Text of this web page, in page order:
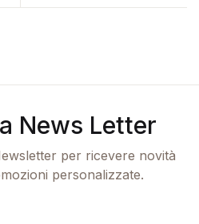
News Letter
per ricevere novità
personalizzate.